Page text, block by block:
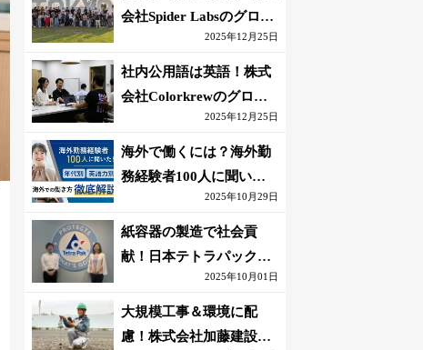
会社Spider Labsのグロー
2025年12月25日
社内公用語は英語！株式
会社Colorkrewのグロー
バルかつ若手が輝く環境
2025年12月25日
海外で働くには？海外勤
務経験者100人に聞いた
おすすめ職種｜英語話せ
ないOK求人はある？
2025年10月29日
紙容器の製造で社会貢
献！日本テトラパック株
式会社のグローバルな環
境
2025年10月01日
大規模工事＆環境に配
慮！株式会社加藤建設の